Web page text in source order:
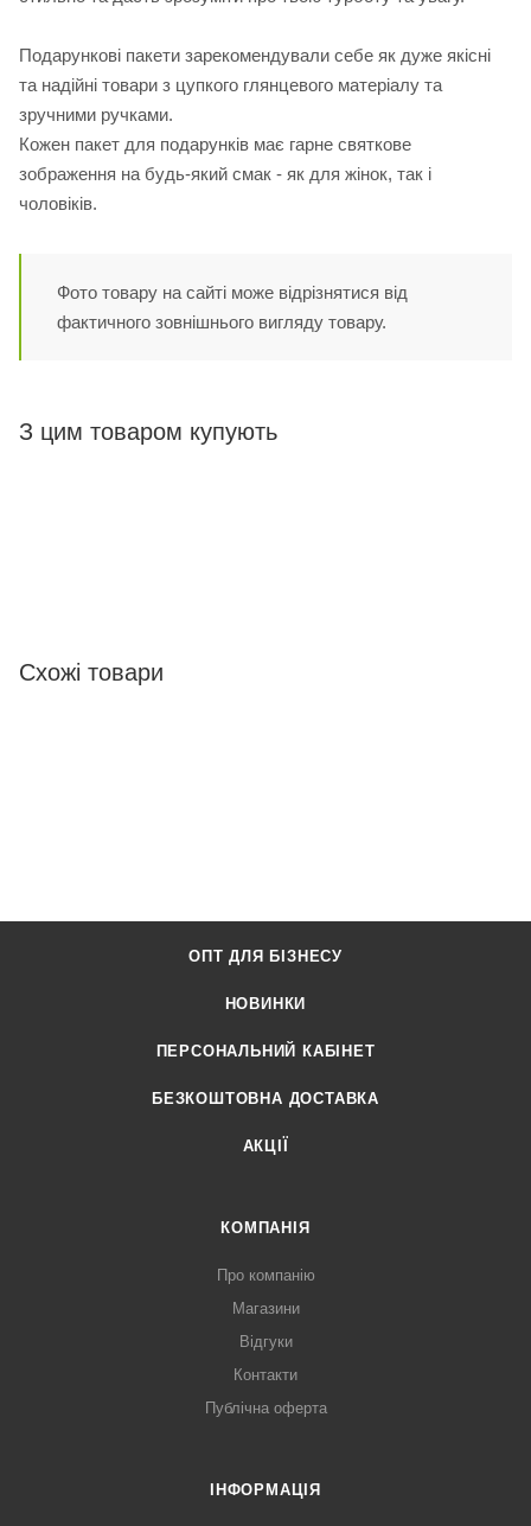
Подарункові пакети зарекомендували себе як дуже якісні
та надійні товари з цупкого глянцевого матеріалу та
зручними ручками.
Кожен пакет для подарунків має гарне святкове
зображення на будь-який смак - як для жінок, так і
чоловіків.
Фото товару на сайті може відрізнятися від
фактичного зовнішнього вигляду товару.
З цим товаром купують
Схожі товари
ОПТ ДЛЯ БІЗНЕСУ
НОВИНКИ
ПЕРСОНАЛЬНИЙ КАБІНЕТ
БЕЗКОШТОВНА ДОСТАВКА
АКЦІЇ
КОМПАНІЯ
Про компанію
Магазини
Відгуки
Контакти
Публічна оферта
ІНФОРМАЦІЯ